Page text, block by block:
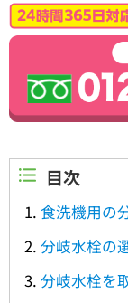
目次
食洗機用の
分岐水栓の
分岐水栓を